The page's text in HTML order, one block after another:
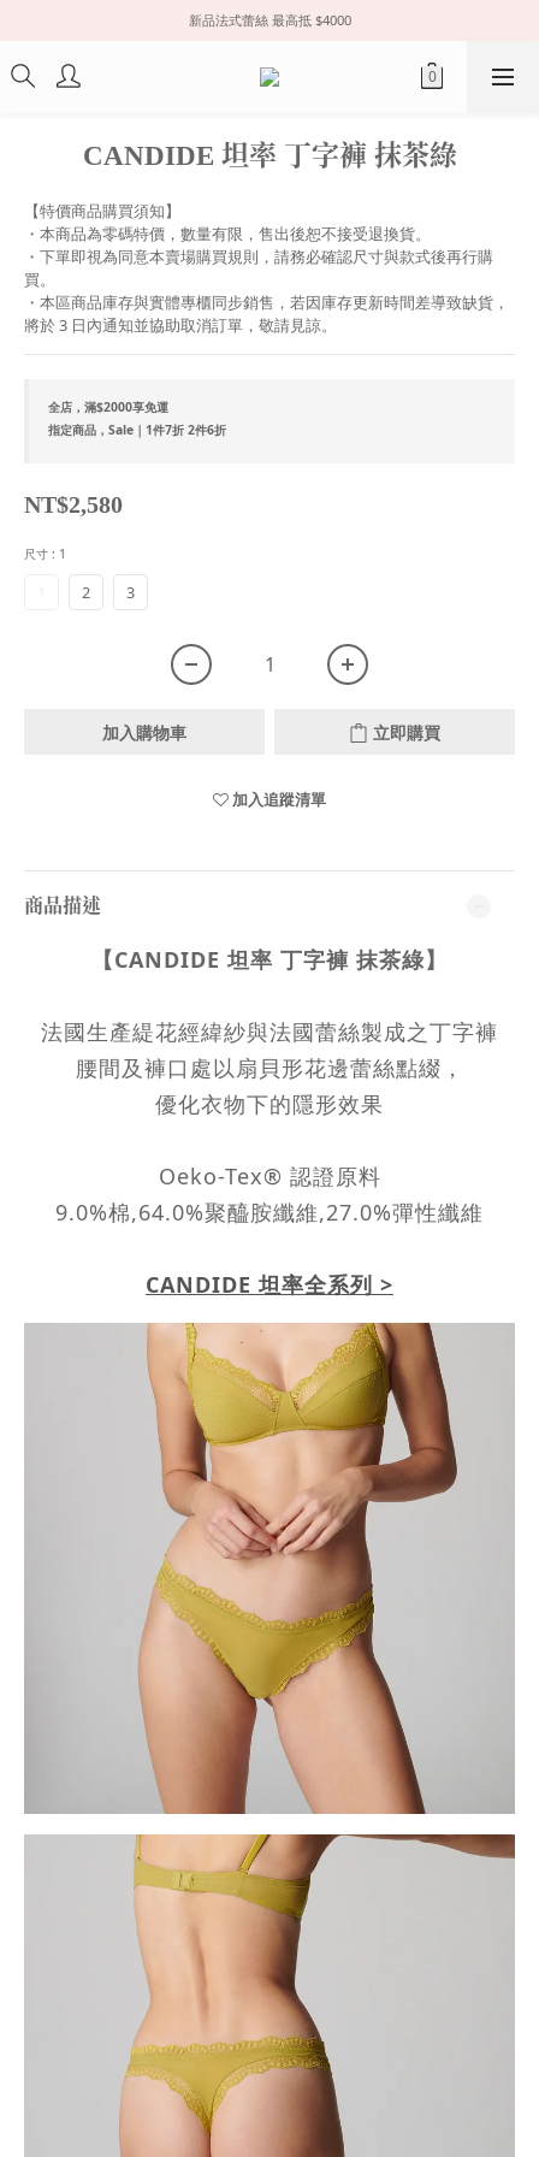
新品法式蕾絲 最高抵 $4000
CANDIDE 坦率 丁字褲 抹茶綠
【特價商品購買須知】
・本商品為零碼特價，數量有限，售出後恕不接受退換貨。
・下單即視為同意本賣場購買規則，請務必確認尺寸與款式後再行購
買。
・本區商品庫存與實體專櫃同步銷售，若因庫存更新時間差導致缺貨，
將於 3 日內通知並協助取消訂單，敬請見諒。
全店，滿$2000享免運
指定商品，Sale｜1件7折 2件6折
NT$2,580
尺寸 : 1
2 3
加入購物車 立即購買
加入追蹤清單
商品描述
【CANDIDE 坦率 丁字褲 抹茶綠】
法國生產緹花經緯紗與法國蕾絲製成之丁字褲
腰間及褲口處以扇貝形花邊蕾絲點綴，
優化衣物下的隱形效果
Oeko-Tex® 認證原料
9.0%棉,64.0%聚醯胺纖維,27.0%彈性纖維
CANDIDE 坦率全系列 >